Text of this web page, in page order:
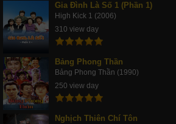
Gia Đình Là Số 1 (Phần 1)
High Kick 1 (2006)
310 view day
Bảng Phong Thần
Bảng Phong Thần (1990)
250 view day
Nghịch Thiên Chí Tôn